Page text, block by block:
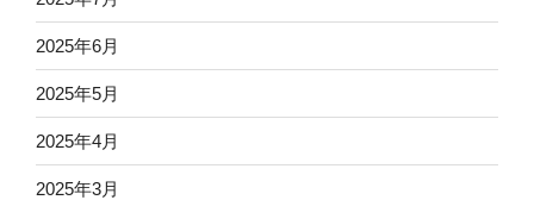
2025年6月
2025年5月
2025年4月
2025年3月